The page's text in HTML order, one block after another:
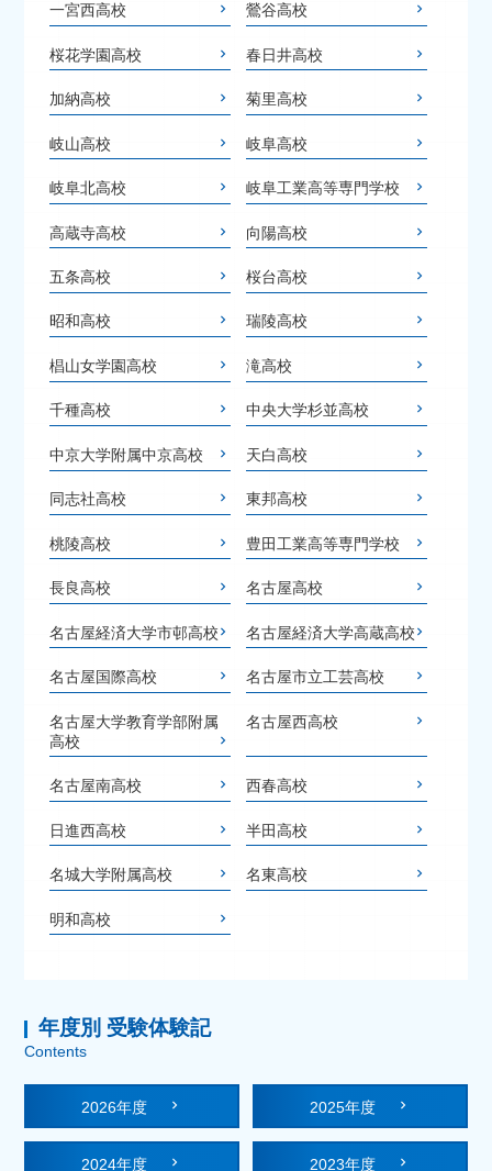
一宮西高校 鶯谷高校
桜花学園高校 春日井高校
加納高校 菊里高校
岐山高校 岐阜高校
岐阜北高校 岐阜工業高等専門学校
高蔵寺高校 向陽高校
五条高校 桜台高校
昭和高校 瑞陵高校
椙山女学園高校 滝高校
千種高校 中央大学杉並高校
中京大学附属中京高校 天白高校
同志社高校 東邦高校
桃陵高校 豊田工業高等専門学校
長良高校 名古屋高校
名古屋経済大学市邨高校 名古屋経済大学高蔵高校
名古屋国際高校 名古屋市立工芸高校
名古屋大学教育学部附属
高校
名古屋西高校
名古屋南高校 西春高校
日進西高校 半田高校
名城大学附属高校 名東高校
明和高校
年度別 受験体験記
Contents
2026年度 2025年度
2024年度 2023年度